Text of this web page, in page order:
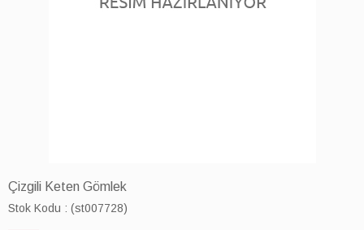
Çizgili Keten Gömlek
Stok Kodu (st007728)